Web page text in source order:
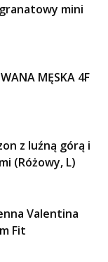
mini
MĘSKA 4F
z luźną górą i
(Różowy, L)
Valentina
Fit